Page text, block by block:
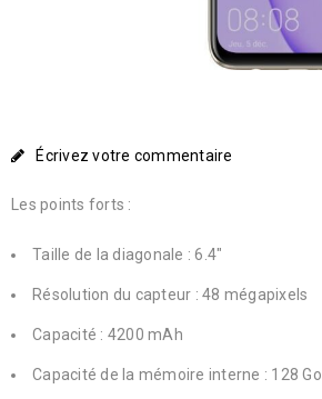
Écrivez votre commentaire
Les points forts :
Taille de la diagonale : 6.4″
Résolution du capteur : 48 mégapixels
Capacité : 4200 mAh
Capacité de la mémoire interne : 128 Go